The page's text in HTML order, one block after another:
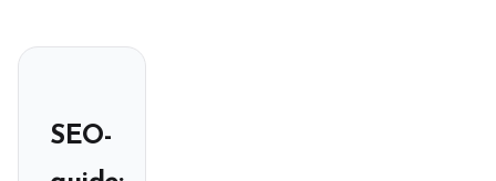
SEO-